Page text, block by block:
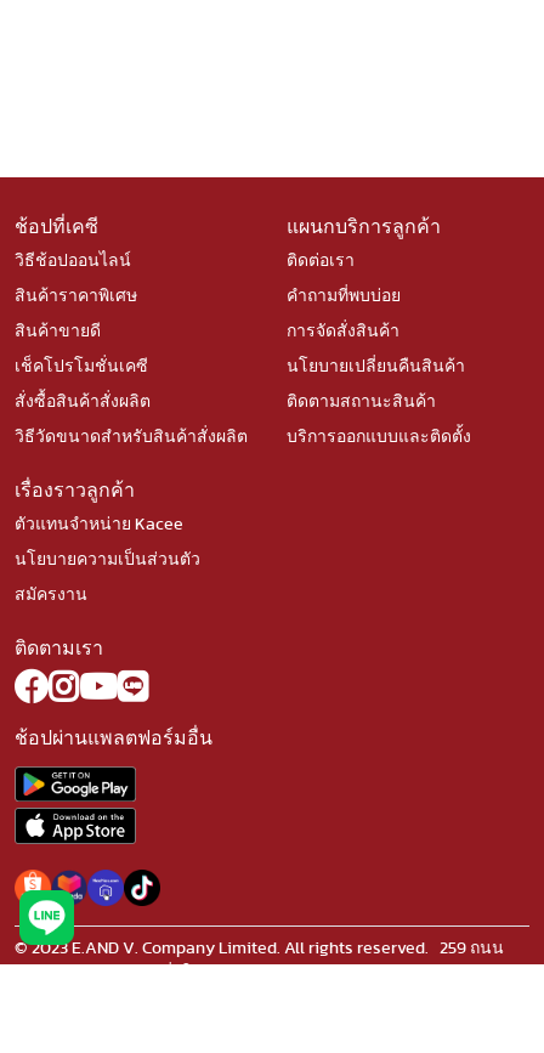
ช้อปที่เคซี
วิธีช้อปออนไลน์
สินค้าราคาพิเศษ
สินค้าขายดี
เช็คโปรโมชั่นเคซี
สั่งซื้อสินค้าสั่งผลิต
วิธีวัดขนาดสำหรับสินค้าสั่งผลิต
แผนกบริการลูกค้า
ติดต่อเรา
คำถามที่พบบ่อย
การจัดสั่งสินค้า
นโยบายเปลี่ยนคืนสินค้า
ติดตามสถานะสินค้า
บริการออกแบบและติดตั้ง
เรื่องราวลูกค้า
ตัวแทนจำหน่าย Kacee
นโยบายความเป็นส่วนตัว
สมัครงาน
ติดตามเรา
ช้อปผ่านแพลตฟอร์มอื่น
© 2023 E.AND V. Company Limited. All rights reserved. 259 ถนน